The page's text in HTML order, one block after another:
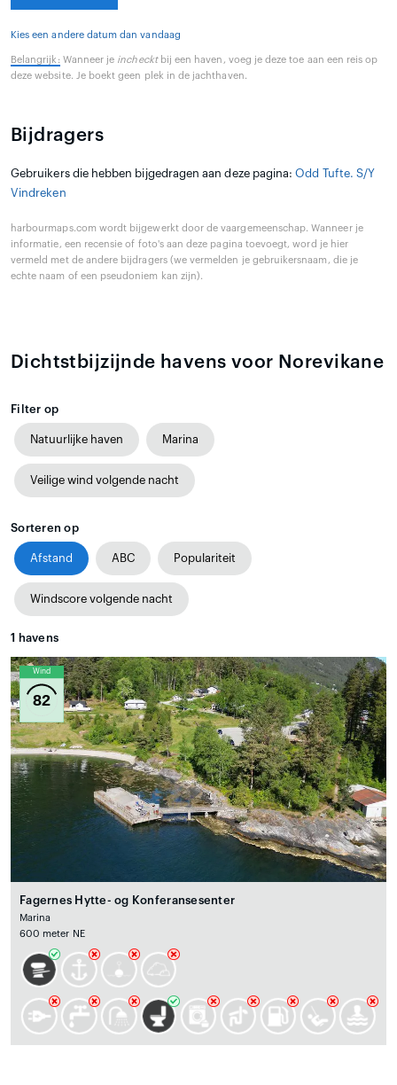
Kies een andere datum dan vandaag
Belangrijk: Wanneer je inchecktbij een haven, voeg je deze toe aan een reis op
deze website. Je boekt geen plek in de jachthaven.
Bijdragers
Gebruikers die hebben bijgedragen aan deze pagina:Odd Tufte. S/Y
Vindreken
harbourmaps.com wordt bijgewerkt door de vaargemeenschap. Wanneer je
informatie, een recensie of foto's aan deze pagina toevoegt, word je hier
vermeld met de andere bijdragers (we vermelden je gebruikersnaam, die je
echte naam of een pseudoniem kan zijn).
Dichtstbijzijnde havens voor Norevikane
Filter op
Natuurlijke haven Marina
Veilige wind volgende nacht
Sorteren op
Afstand ABC Populariteit
Windscore volgende nacht
1 havens
Wind
82
Fagernes Hytte- og Konferansesenter
Marina
600 meter NE